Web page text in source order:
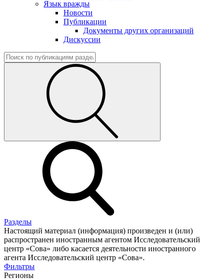
Язык вражды
Новости
Публикации
Документы других организаций
Дискуссии
Разделы
Настоящий материал (информация) произведен и (или)
распространен иностранным агентом Исследовательский
центр «Сова» либо касается деятельности иностранного
агента Исследовательский центр «Сова».
Фильтры
Регионы